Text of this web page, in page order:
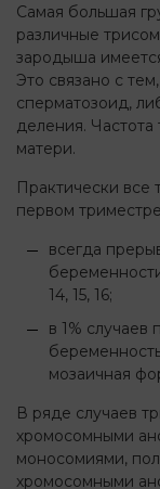
Самая большая
различные
зародыша
Это связано с
сперматозоид,
деления. Частота
матери.
Практически все
первом
всегда
14, 15, 16;
в 1%
мозаичная
В ряде случаев
хромосомными
моносомиями,
хромосомными